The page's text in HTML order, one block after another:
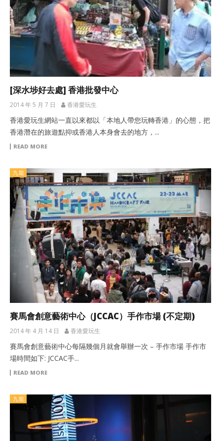
[深水埗好去處] 香港批發中心
2014 年 5 月 7 日 香港愛玩生
香港愛玩生網站一直以來都以「本地人帶您玩轉香港」的心態，把
香港潛在的旅遊點抑或香港人本身會去的地方，...
READ MORE
九龍
賽馬會創意藝術中心（JCCAC）手作市場 (不定期)
2014 年 4 月 14 日 香港愛玩生
賽馬會創意藝術中心每隔幾個月就會舉辦一次 – 手作市場 手作市
場時間如下: JCCAC手...
READ MORE
九龍